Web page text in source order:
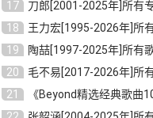
17
刀郎[2001-2025年]所有专辑歌曲合集打包[无损FLAC/MP3/
18
王力宏[1995-2026年]所有歌曲专辑合集[无损FLAC/MP3/
19
陶喆[1997-2025年]所有歌曲专辑合集[无损FLAC/MP3/
20
毛不易[2017-2026年]所有专辑歌曲合集[无损FLAC/MP3/
21
《Beyond精选经典歌曲100首》[无损FLAC/MP3/